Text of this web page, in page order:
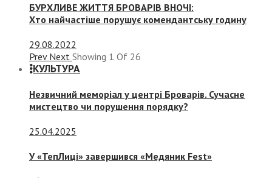
БУРХЛИВЕ ЖИТТЯ БРОВАРІВ ВНОЧІ:
Хто найчастіше порушує комендантську годину
29.08.2022
Prev Next Showing 1 Of 26
КУЛЬТУРА
Незвичний меморіал у центрі Броварів. Сучасне
мистецтво чи порушення порядку?
25.04.2025
У «ТепЛиці» завершився «Медяник Fest»